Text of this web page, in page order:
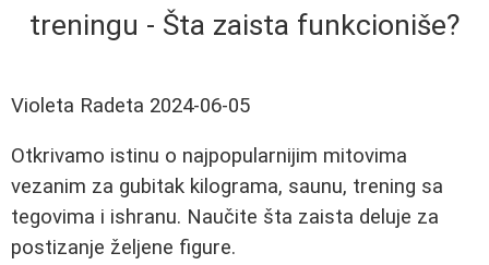
treningu - Šta zaista funkcioniše?
Violeta Radeta 2024-06-05
Otkrivamo istinu o najpopularnijim mitovima
vezanim za gubitak kilograma, saunu, trening sa
tegovima i ishranu. Naučite šta zaista deluje za
postizanje željene figure.